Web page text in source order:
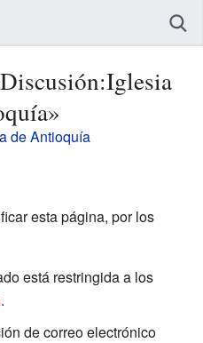
de Antioquía
esta página, por los
está restringida a los
.
de correo electrónico